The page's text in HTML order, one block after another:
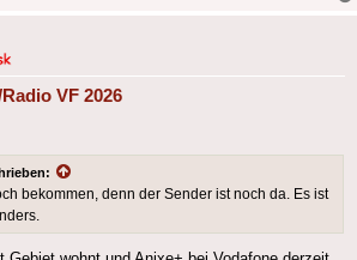
VF 2026
bekommen, denn der Sender ist noch da. Es ist